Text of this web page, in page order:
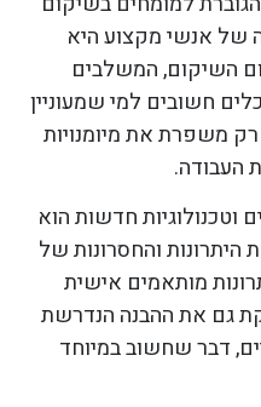
של אנשי מקצוע היא
השיקום, המשלבים
חשובים למי שמעוניין
משפרת את מיומנויות
העבודה.
וטכנולוגיות חדשות הוא
והחסרונות של
מותאמים אישית
גם את ההבנה הנדרשת
דבר שחשוב במיוחד